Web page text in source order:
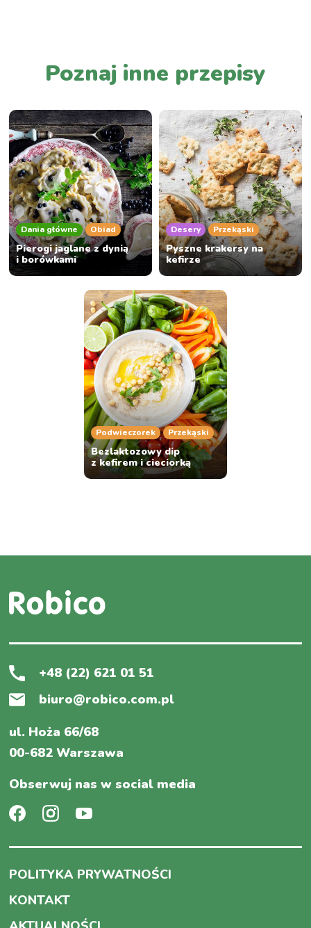
Poznaj inne przepisy
Dania główne Obiad
Pierogi jaglane z dynią
i borówkami
Desery Przekąski
Pyszne krakersy na
kefirze
Podwieczorek Przekąski
Bezlaktozowy dip
z kefirem i cieciorką
+48 (22) 621 01 51
biuro@robico.com.pl
ul. Hoża 66/68
00-682 Warszawa
Obserwuj nas w social media
POLITYKA PRYWATNOŚCI
KONTAKT